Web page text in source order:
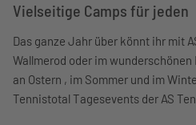
Vielseitige Camps für jeden
Das ganze Jahr über könnt ihr mit
Wallmerod oder im
an Ostern , im Sommer und im
Tennistotal Tagesevents der AS